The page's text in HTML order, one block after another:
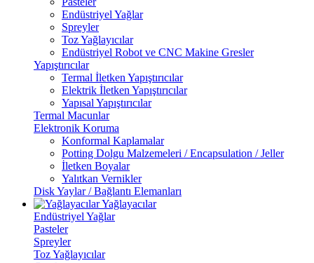
Endüstriyel Yağlar
Spreyler
Toz Yağlayıcılar
Endüstriyel Robot ve CNC Makine Gresler
Yapıştırıcılar
Termal İletken Yapıştırıcılar
Elektrik İletken Yapıştırıcılar
Yapısal Yapıştırıcılar
Termal Macunlar
Elektronik Koruma
Konformal Kaplamalar
Potting Dolgu Malzemeleri / Encapsulation / Jeller
İletken Boyalar
Yalıtkan Vernikler
Disk Yaylar / Bağlantı Elemanları
Yağlayacılar
Endüstriyel Yağlar
Pasteler
Spreyler
Toz Yağlayıcılar